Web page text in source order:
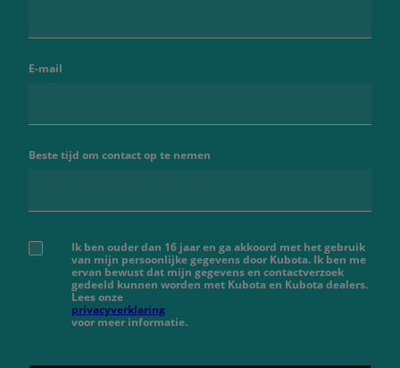
E-mail
Beste tijd om contact op te nemen
Ik ben ouder dan 16 jaar en ga akkoord met het gebruik
van mijn persoonlijke gegevens door Kubota. Ik ben me
ervan bewust dat mijn gegevens en contactverzoek
gedeeld kunnen worden met Kubota en Kubota dealers.
Lees onze
privacyverklaring
voor meer informatie.